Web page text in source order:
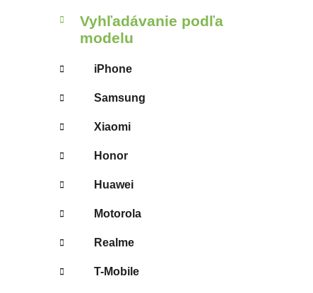
Bočný panel
Kategórie
Vyhľadávanie podľa
modelu
iPhone
Samsung
Xiaomi
Honor
Huawei
Motorola
Realme
T-Mobile